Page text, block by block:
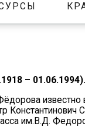
– 01.06.1994).
Константинович
им.В.Д.